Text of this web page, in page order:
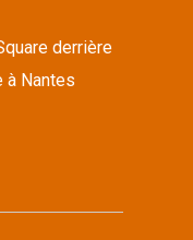
derrière
à Nantes